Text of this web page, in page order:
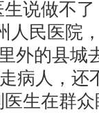
说做不
人民医院
外的县城
病人，还
生在群